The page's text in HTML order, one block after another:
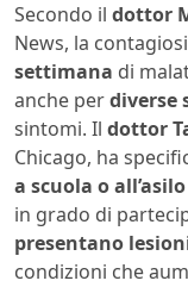
Secondo il dottor
News, la
settimana di
anche perdiverse
sintomi. Il dottor
Chicago, ha
a scuola o all’asilo
in grado di
presentano
condizioni che